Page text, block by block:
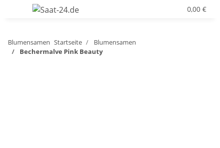
0,00 €
Blumensamen Startseite
Blumensamen
Bechermalve Pink Beauty